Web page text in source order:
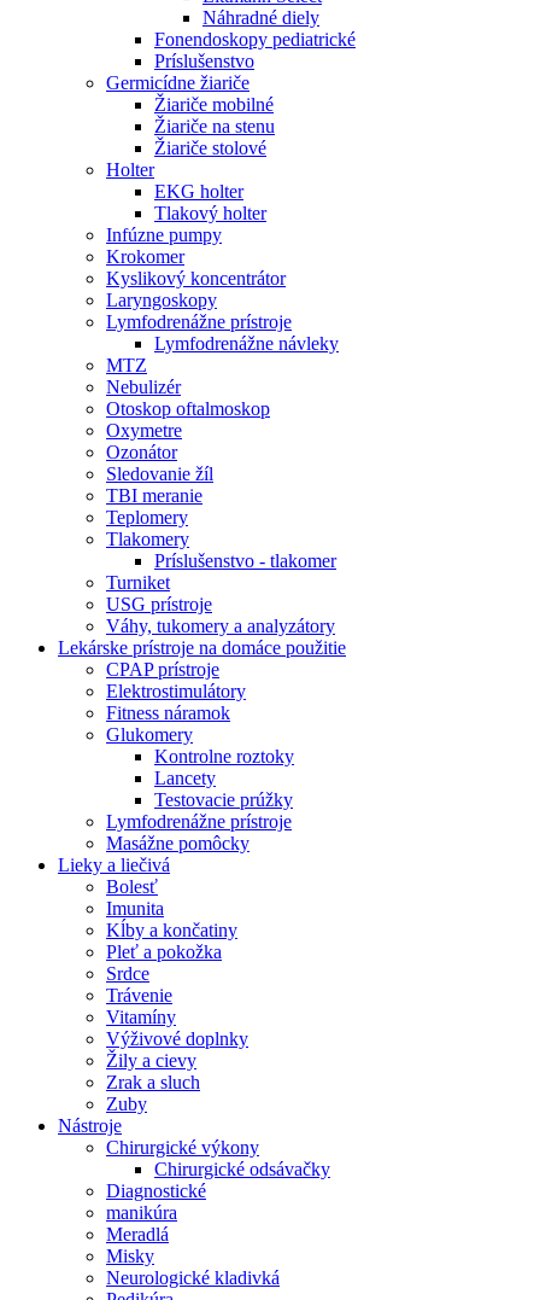
Náhradné diely
Fonendoskopy pediatrické
Príslušenstvo
Germicídne žiariče
Žiariče mobilné
Žiariče na stenu
Žiariče stolové
Holter
EKG holter
Tlakový holter
Infúzne pumpy
Krokomer
Kyslikový koncentrátor
Laryngoskopy
Lymfodrenážne prístroje
Lymfodrenážne návleky
MTZ
Nebulizér
Otoskop oftalmoskop
Oxymetre
Ozonátor
Sledovanie žíl
TBI meranie
Teplomery
Tlakomery
Príslušenstvo - tlakomer
Turniket
USG prístroje
Váhy, tukomery a analyzátory
Lekárske prístroje na domáce použitie
CPAP prístroje
Elektrostimulátory
Fitness náramok
Glukomery
Kontrolne roztoky
Lancety
Testovacie prúžky
Lymfodrenážne prístroje
Masážne pomôcky
Lieky a liečivá
Bolesť
Imunita
Kĺby a končatiny
Pleť a pokožka
Srdce
Trávenie
Vitamíny
Výživové doplnky
Žily a cievy
Zrak a sluch
Zuby
Nástroje
Chirurgické výkony
Chirurgické odsávačky
Diagnostické
manikúra
Meradlá
Misky
Neurologické kladivká